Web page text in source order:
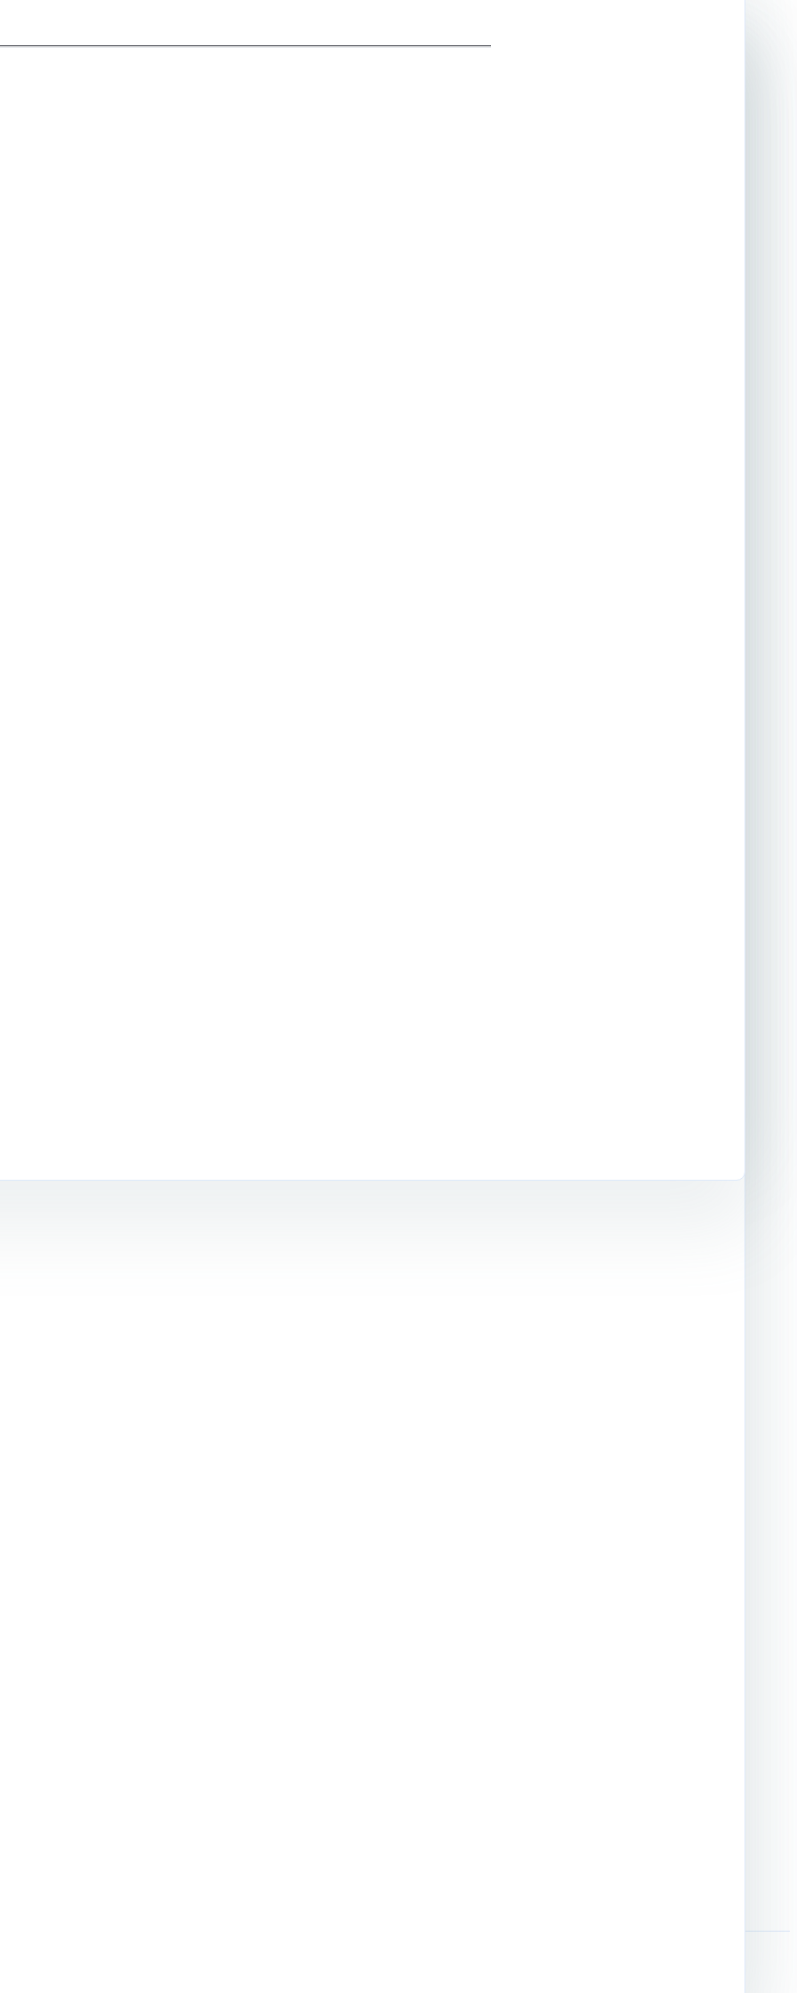
Văn phòng trọn gói TP. Hồ